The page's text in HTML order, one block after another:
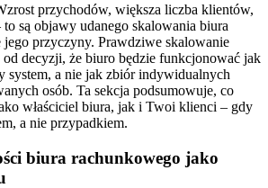
przychodów, większa liczba klientów,
to są objawy udanego skalowania biura
jego przyczyny. Prawdziwe skalowanie
od decyzji, że biuro będzie funkcjonować jak
system, a nie jak zbiór indywidualnych
osób. Ta sekcja podsumowuje, co
właściciel biura, jak i Twoi klienci – gdy
a nie przypadkiem.
biura rachunkowego jako